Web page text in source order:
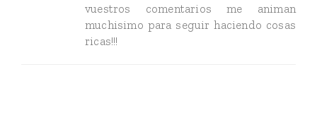
vuestros comentarios me animan
muchisimo para seguir haciendo cosas
ricas!!!